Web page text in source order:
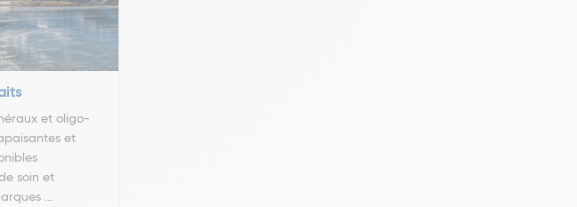
et oligo-
et
soin et
...